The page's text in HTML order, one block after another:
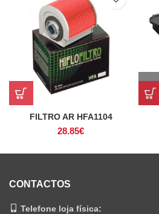
FILTRO AR HFA1104
28.85€
CONTACTOS
Telefone loja física: